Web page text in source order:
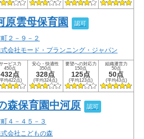
原雲母保育園 認可
２－９－２
会社モード・プランニング・ジャパン
ービス力
450点
432点
均422点)
安心・快適性
350点
328点
(平均324点)
要望への対応力
150点
125点
(平均123点)
組織運営力
50点
50点
(平均43点)
森保育園中河原 認可
４－４５－３
会社こどもの森